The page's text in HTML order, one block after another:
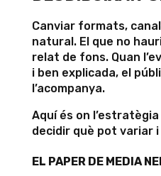
Canviar formats,
natural. El que no
relat de fons. Quan
i ben explicada, el
l’acompanya.
Aquí és on
decidir què pot variar
EL PAPER DE MEDIA